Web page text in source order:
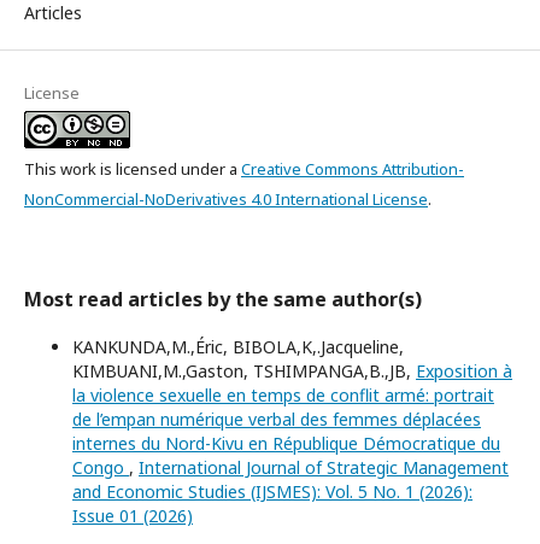
Articles
License
This work is licensed under a Creative Commons Attribution-
NonCommercial-NoDerivatives 4.0 International License.
Most read articles by the same author(s)
KANKUNDA,M.,Éric, BIBOLA,K,.Jacqueline,
KIMBUANI,M.,Gaston, TSHIMPANGA,B.,JB, Exposition à
la violence sexuelle en temps de conflit armé: portrait
de l’empan numérique verbal des femmes déplacées
internes du Nord-Kivu en République Démocratique du
Congo , International Journal of Strategic Management
and Economic Studies (IJSMES): Vol. 5 No. 1 (2026):
Issue 01 (2026)